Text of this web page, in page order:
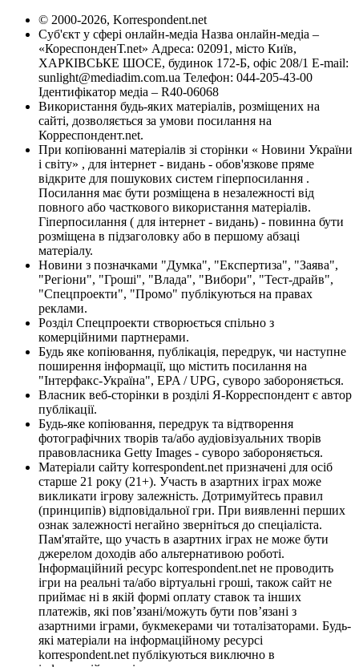
© 2000-2026, Korrespondent.net
Суб'єкт у сфері онлайн-медіа Назва онлайн-медіа –
«КореспонденТ.net» Адреса: 02091, місто Київ,
ХАРКІВСЬКЕ ШОСЕ, будинок 172-Б, офіс 208/1 E-mail:
sunlight@mediadim.com.ua Телефон: 044-205-43-00
Ідентифікатор медіа – R40-06068
Використання будь-яких матеріалів, розміщених на
сайті, дозволяється за умови посилання на
Корреспондент.net.
При копіюванні матеріалів зі сторінки « Новини України
і світу» , для інтернет - видань - обов'язкове пряме
відкрите для пошукових систем гіперпосилання .
Посилання має бути розміщена в незалежності від
повного або часткового використання матеріалів.
Гіперпосилання ( для інтернет - видань) - повинна бути
розміщена в підзаголовку або в першому абзаці
матеріалу.
Новини з позначками "Думка", "Експертиза", "Заява",
"Регіони", "Гроші", "Влада", "Вибори", "Тест-драйв",
"Спецпроекти", "Промо" публікуються на правах
реклами.
Розділ Спецпроекти створюється спільно з
комерційними партнерами.
Будь яке копіювання, публікація, передрук, чи наступне
поширення інформації, що містить посилання на
"Інтерфакс-Україна", EPA / UPG, суворо забороняється.
Власник веб-сторінки в розділі Я-Корреспондент є автор
публікації.
Будь-яке копіювання, передрук та відтворення
фотографічних творів та/або аудіовізуальних творів
правовласника Getty Images - суворо забороняється.
Матеріали сайту korrespondent.net призначені для осіб
старше 21 року (21+). Участь в азартних іграх може
викликати ігрову залежність. Дотримуйтесь правил
(принципів) відповідальної гри. При виявленні перших
ознак залежності негайно зверніться до спеціаліста.
Пам'ятайте, що участь в азартних іграх не може бути
джерелом доходів або альтернативою роботі.
Інформаційний ресурс korrespondent.net не проводить
ігри на реальні та/або віртуальні гроші, також сайт не
приймає ні в якій формі оплату ставок та інших
платежів, які пов’язані/можуть бути пов’язані з
азартними іграми, букмекерами чи тоталізаторами. Будь-
які матеріали на інформаційному ресурсі
korrespondent.net публікуються виключно в